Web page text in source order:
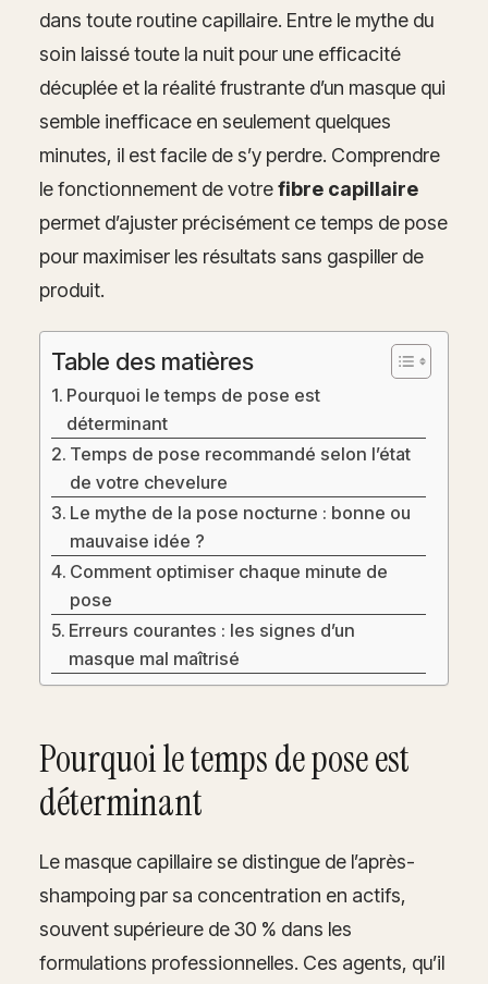
dans toute routine capillaire. Entre le mythe du
soin laissé toute la nuit pour une efficacité
décuplée et la réalité frustrante d’un masque qui
semble inefficace en seulement quelques
minutes, il est facile de s’y perdre. Comprendre
le fonctionnement de votrefibre capillaire
permet d’ajuster précisément ce temps de pose
pour maximiser les résultats sans gaspiller de
produit.
Table des matières
Pourquoi le temps de pose est
déterminant
Temps de pose recommandé selon l’état
de votre chevelure
Le mythe de la pose nocturne : bonne ou
mauvaise idée ?
Comment optimiser chaque minute de
pose
Erreurs courantes : les signes d’un
masque mal maîtrisé
Pourquoi le temps de pose est
déterminant
Le masque capillaire se distingue de l’après-
shampoing par sa concentration en actifs,
souvent supérieure de 30 % dans les
formulations professionnelles. Ces agents, qu’il